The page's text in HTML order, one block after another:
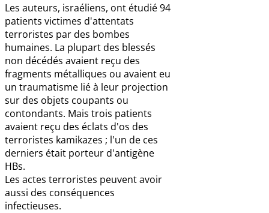
Les auteurs, israéliens, ont étudié 94
patients victimes d'attentats
terroristes par des bombes
humaines. La plupart des blessés
non décédés avaient reçu des
fragments métalliques ou avaient eu
un traumatisme lié à leur projection
sur des objets coupants ou
contondants. Mais trois patients
avaient reçu des éclats d'os des
terroristes kamikazes ; l'un de ces
derniers était porteur d'antigène
HBs.
Les actes terroristes peuvent avoir
aussi des conséquences
infectieuses.